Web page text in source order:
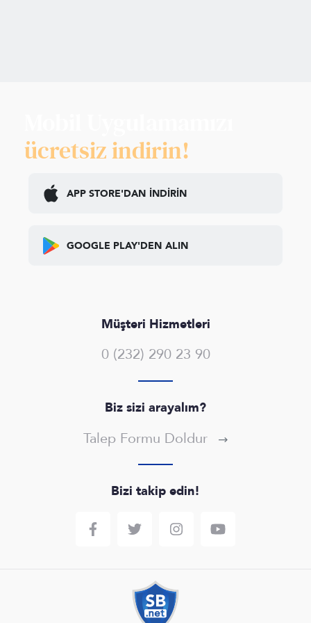
ücretsiz indirin!
APP STORE'DAN İNDİRİN
GOOGLE PLAY'DEN ALIN
Müşteri Hizmetleri
0 (232) 290 23 90
Biz sizi arayalım?
Talep Formu Doldur
Bizi takip edin!